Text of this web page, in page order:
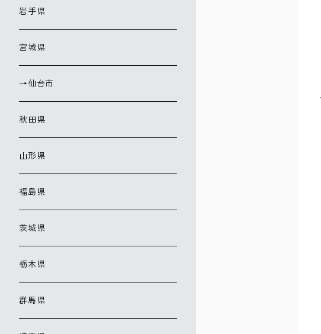
岩手県
宮城県
→仙台市
秋田県
山形県
福島県
茨城県
栃木県
群馬県